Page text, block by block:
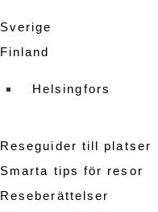
Sverige
Finland
Helsingfors
Reseguider till platser
Smarta tips för resor
Reseberättelser